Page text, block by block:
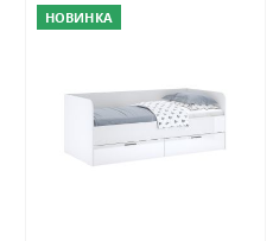
НОВИНКА